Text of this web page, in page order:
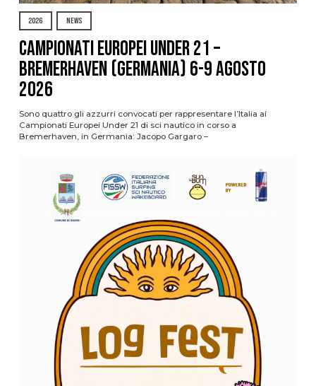
2026 NEWS
Campionati Europei Under 21 –
Bremerhaven (Germania) 6-9 agosto
2026
Sono quattro gli azzurri convocati per rappresentare l’Italia ai
Campionati Europei Under 21 di sci nautico in corso a
Bremerhaven, in Germania: Jacopo Gargaro –